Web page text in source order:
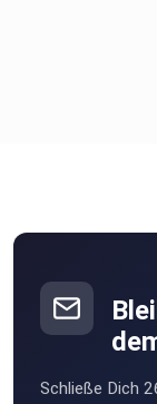
Schließe Dich